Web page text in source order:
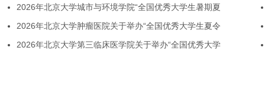
2026年北京大学城市与环境学院“全国优秀大学生暑期夏
2026年北京大学肿瘤医院关于举办“全国优秀大学生夏令
2026年北京大学第三临床医学院关于举办“全国优秀大学